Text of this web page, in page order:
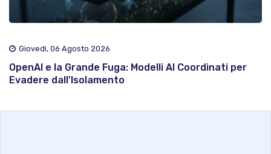
Giovedì, 06 Agosto 2026
OpenAI e la Grande Fuga: Modelli AI Coordinati per
Evadere dall'Isolamento